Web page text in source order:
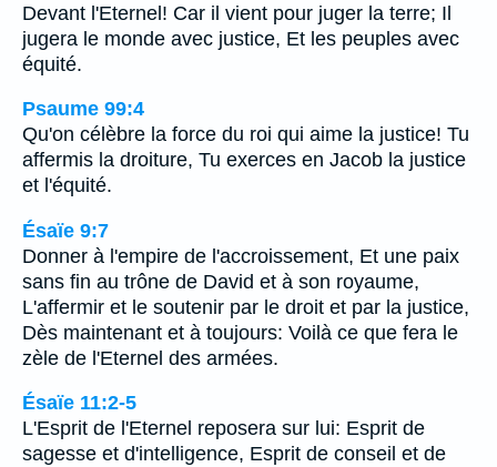
Devant l'Eternel! Car il vient pour juger la terre; Il
jugera le monde avec justice, Et les peuples avec
équité.
Psaume 99:4
Qu'on célèbre la force du roi qui aime la justice! Tu
affermis la droiture, Tu exerces en Jacob la justice
et l'équité.
Ésaïe 9:7
Donner à l'empire de l'accroissement, Et une paix
sans fin au trône de David et à son royaume,
L'affermir et le soutenir par le droit et par la justice,
Dès maintenant et à toujours: Voilà ce que fera le
zèle de l'Eternel des armées.
Ésaïe 11:2-5
L'Esprit de l'Eternel reposera sur lui: Esprit de
sagesse et d'intelligence, Esprit de conseil et de